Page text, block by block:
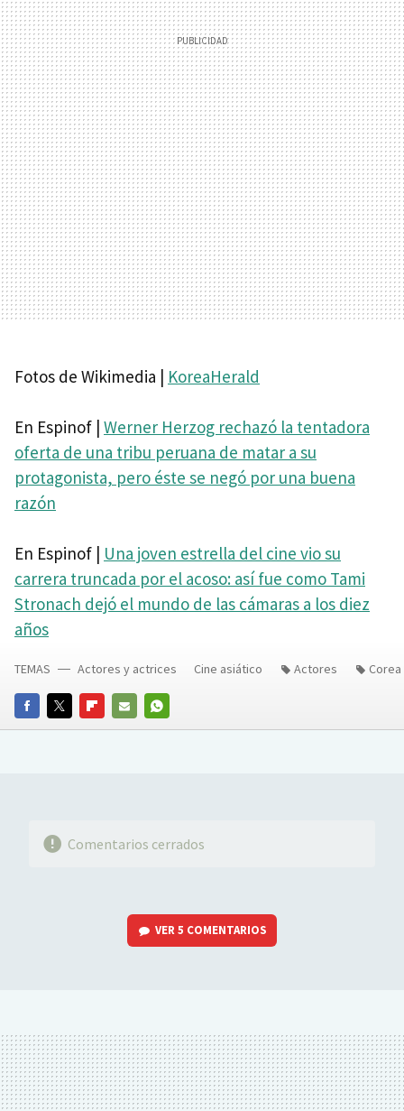
Fotos de Wikimedia | KoreaHerald
En Espinof | Werner Herzog rechazó la tentadora
oferta de una tribu peruana de matar a su
protagonista, pero éste se negó por una buena
razón
En Espinof | Una joven estrella del cine vio su
carrera truncada por el acoso: así fue como Tami
Stronach dejó el mundo de las cámaras a los diez
años
FACEBOOKTWITTERFLIPBOARD
E-
WHATSAPP
TEMAS Actores y actrices Cine asiático Actores
Comentarios cerrados
VER5 COMENTARIOS